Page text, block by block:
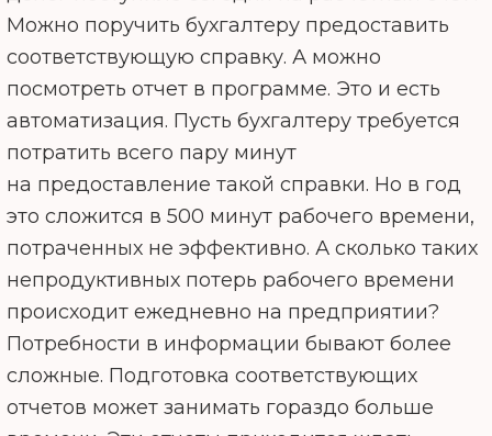
Можно поручить бухгалтеру предоставить
соответствующую справку. А можно
посмотреть отчет в программе. Это и есть
автоматизация. Пусть бухгалтеру требуется
потратить всего пару минут
на предоставление такой справки. Но в год
это сложится в 500 минут рабочего времени,
потраченных не эффективно. А сколько таких
непродуктивных потерь рабочего времени
происходит ежедневно на предприятии?
Потребности в информации бывают более
сложные. Подготовка соответствующих
отчетов может занимать гораздо больше